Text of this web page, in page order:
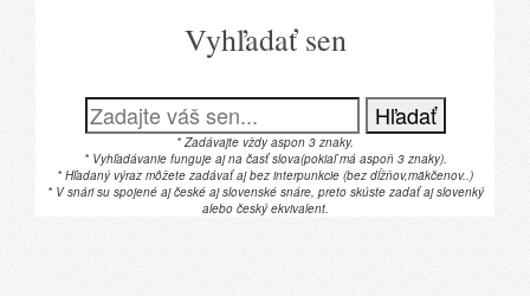
Vyhľadať sen
Hľadať
* Zadávajte vždy aspon 3 znaky.
* Vyhľadávanie funguje aj na časť slova(pokiaľ má aspoň 3 znaky).
* Hľadaný výraz môžete zadávať aj bez interpunkcie (bez dĺžňov,mäkčenov..)
* V snári su spojené aj české aj slovenské snáre, preto skúste zadať aj slovenký
alebo český ekvivalent.